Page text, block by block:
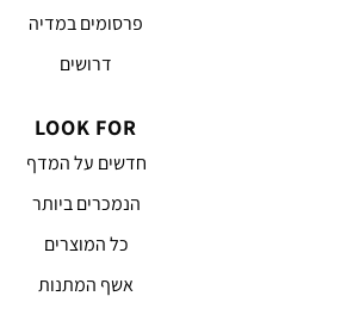
פרסומים במדיה
דרושים
LOOK FOR
חדשים על המדף
הנמכרים ביותר
כל המוצרים
אשף המתנות